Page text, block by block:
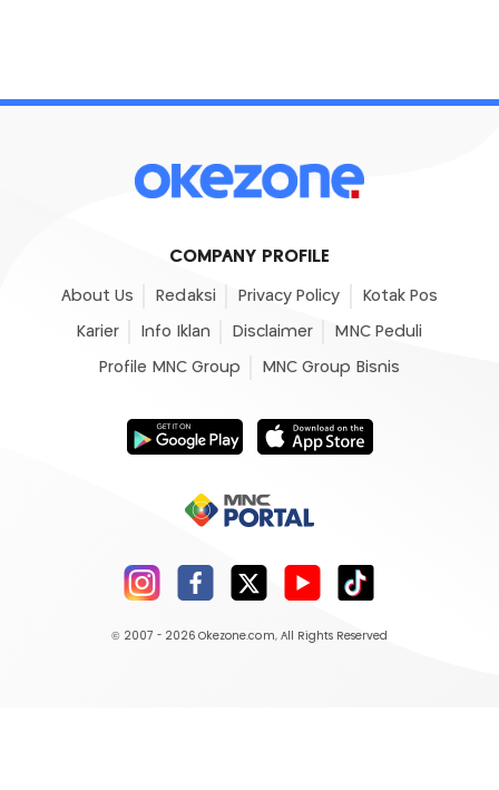
COMPANY PROFILE
About Us Redaksi Privacy Policy Kotak Pos
Karier Info Iklan Disclaimer MNC Peduli
Profile MNC Group MNC Group Bisnis
© 2007 - 2026 Okezone.com, All Rights Reserved